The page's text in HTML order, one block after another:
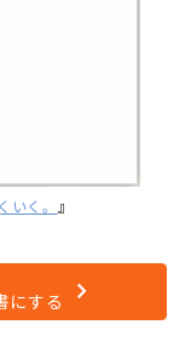
く。 』
にする